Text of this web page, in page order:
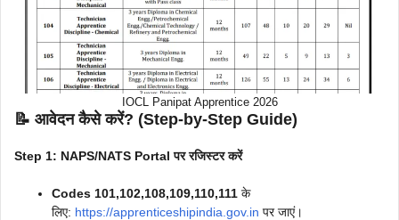
IOCL Panipat Apprentice 2026
📝 आवेदन कैसे करें? (Step-by-Step Guide)
Step 1: NAPS/NATS Portal पर रजिस्टर करें
Codes 101,102,108,109,110,111 के
लिए: https://apprenticeshipindia.gov.in पर जाएं।